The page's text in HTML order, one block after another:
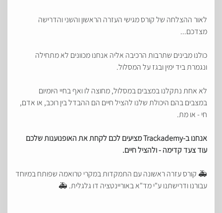
לאור ההצלחה של קורס מגישי העזרה הראשון והשני והדרישה
מצדכם...
כולנו מבינים שתרבות הרכיבה אליה אנחנו מכוונים לא מתחילה
ונגמרת ביד ימין ובגז על המסלול.
לא אחת נתקלנו במצבים במסלול, מחוצה לו ואף בחיי היומיום
במצבים בהם היכולת שלנו להציל חיים הם ההבדל בין רוכב, או אדם,
חי - או מת.
אנחנו ב-Trackademy מציעים לכם לקחת את האופנוענות שלכם
עוד צעד קדימה - ולהציל חיים.
🚑 קורס עזרה ראשונה עם התמקדות במקרי טרואמה שפותח במיוחד
עבורנו ודרישתנו ע"י מד"א באוריינטציה דו גלגלית. 🚑